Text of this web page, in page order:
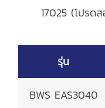
17025 (โปรด
รุ่น
BWS EAS3040